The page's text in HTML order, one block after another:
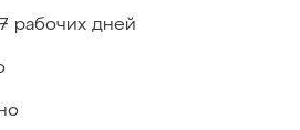
рабочих дней